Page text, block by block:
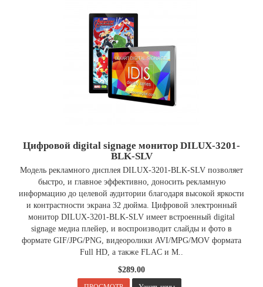
Цифровой digital signage монитор DILUX-3201-
BLK-SLV
Модель рекламного дисплея DILUX-3201-BLK-SLV позволяет
быстро, и главное эффективно, доносить рекламную
информацию до целевой аудитории благодаря высокой яркости
и контрастности экрана 32 дюйма. Цифровой электронный
монитор DILUX-3201-BLK-SLV имеет встроенный digital
signage медиа плейер, и воспроизводит слайды и фото в
формате GIF/JPG/PNG, видеоролики AVI/MPG/MOV формата
Full HD, а также FLAC и M..
$289.00